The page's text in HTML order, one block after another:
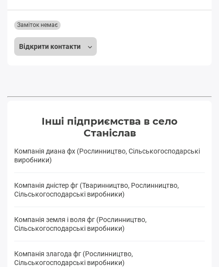
Відкрити контакти
Заміток немає
Інші підприємства в село
Станіслав
Компанія диана фх (Рослинництво, Сільськогосподарські
виробники)
Компанія дністер фг (Тваринництво, Рослинництво,
Сільськогосподарські виробники)
Компанія земля і воля фг (Рослинництво,
Сільськогосподарські виробники)
Компанія злагода фг (Рослинництво,
Сільськогосподарські виробники)